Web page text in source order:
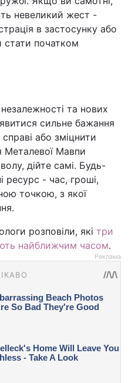
невеликий жест -
в застосунку або
стати початком
та нових
сильне бажання
або зміцнити
Металевої Мавпи
дійте самі. Будь-
ресурс - час, гроші,
точкою, з якої
розповіли, які три
найближчим часом.
Реклама